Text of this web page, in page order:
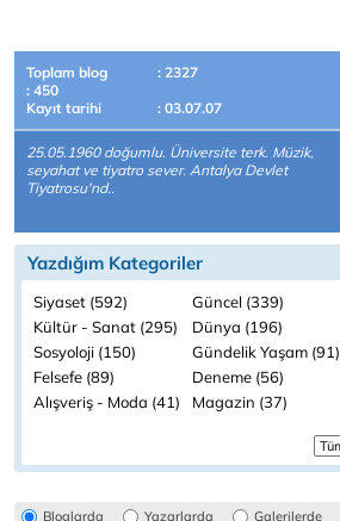
Toplam blog
: 2327
: 450
Kayıt tarihi
: 03.07.07
25.05.1960 doğumlu. Üniversite terk. Müzik,
seyahat ve tiyatro sever. Antalya Devlet
Tiyatrosu'nd..
Yazdığım Kategoriler
Siyaset (592)
Güncel (339)
Kültür - Sanat (295)
Dünya (196)
Sosyoloji (150)
Gündelik Yaşam (91)
Felsefe (89)
Deneme (56)
Alışveriş - Moda (41)
Magazin (37)
Bloglarda Yazarlarda Galerilerde